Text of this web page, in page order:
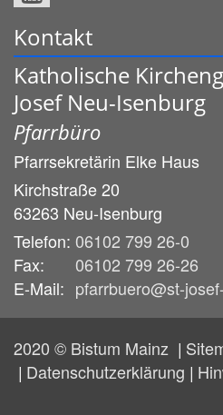
Kontakt
Katholische
Josef Neu-Isenburg
Pfarrbüro
Pfarrsekretärin Elke Haus
Kirchstraße 20
63263 Neu-Isenburg
Telefon: 06102 799 26-0
Fax:
06102 799 26-26
E-Mail: pfarrbuero@st-
2020 © Bistum Mainz
Datenschutzerklärung